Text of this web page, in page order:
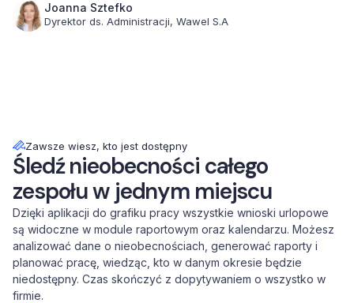
Joanna Sztefko
Dyrektor ds. Administracji, Wawel S.A
Zawsze wiesz, kto jest dostępny
Śledź nieobecności całego
zespołu w jednym miejscu
Dzięki aplikacji do grafiku pracy wszystkie wnioski urlopowe
są widoczne w module raportowym oraz kalendarzu. Możesz
analizować dane o nieobecnościach, generować raporty i
planować pracę, wiedząc, kto w danym okresie będzie
niedostępny. Czas skończyć z dopytywaniem o wszystko w
firmie.